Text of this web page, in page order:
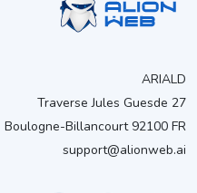
ARIALD
27 Traverse Jules Guesde
Boulogne-Billancourt 92100 FR
support@alionweb.ai